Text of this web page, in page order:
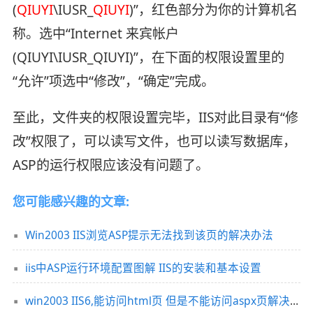
(QIUYI\IUSR_ QIUYI)”，红色部分为你的计算机名
称。选中“Internet 来宾帐户
(QIUYI\IUSR_QIUYI)”，在下面的权限设置里的
“允许”项选中“修改”，“确定”完成。
至此，文件夹的权限设置完毕，IIS对此目录有“修
改”权限了，可以读写文件，也可以读写数据库，
ASP的运行权限应该没有问题了。
您可能感兴趣的文章:
Win2003 IIS浏览ASP提示无法找到该页的解决办法
iis中ASP运行环境配置图解 IIS的安装和基本设置
win2003 IIS6,能访问html页 但是不能访问aspx页解决办法汇总